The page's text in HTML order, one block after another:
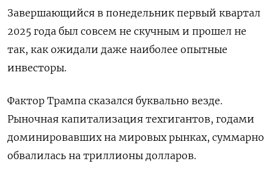
Завершающийся в понедельник первый квартал
2025 года был совсем не скучным и прошел не
так, как ожидали даже наиболее опытные
инвесторы.
Фактор Трампа сказался буквально везде.
Рыночная капитализация техгигантов, годами
доминировавших на мировых рынках, суммарно
обвалилась на триллионы долларов.